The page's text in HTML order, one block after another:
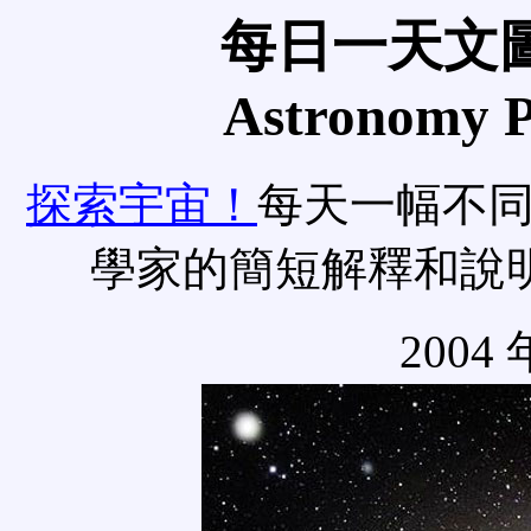
每日一天文
Astronomy
探索宇宙！ 每天一幅不
學家的簡短解釋和說
2004